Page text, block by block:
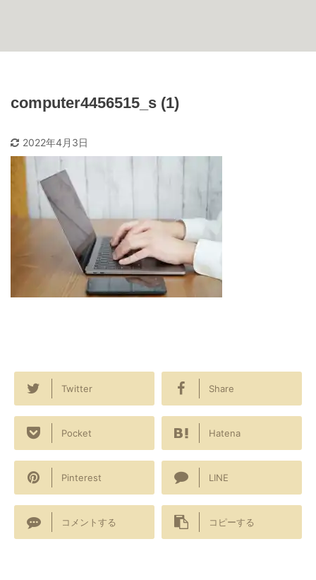
computer4456515_s (1)
2022年4月3日
Twitter Share
Pocket Hatena
Pinterest LINE
コメントする コピーする